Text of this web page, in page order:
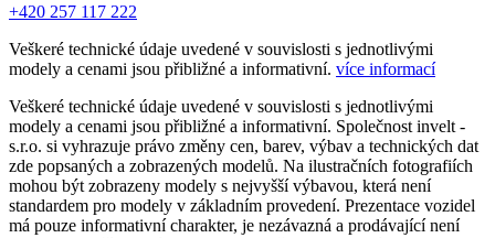
+420 257 117 222
Veškeré technické údaje uvedené v souvislosti s jednotlivými
modely a cenami jsou přibližné a informativní. více informací
Veškeré technické údaje uvedené v souvislosti s jednotlivými
modely a cenami jsou přibližné a informativní. Společnost invelt -
s.r.o. si vyhrazuje právo změny cen, barev, výbav a technických dat
zde popsaných a zobrazených modelů. Na ilustračních fotografiích
mohou být zobrazeny modely s nejvyšší výbavou, která není
standardem pro modely v základním provedení. Prezentace vozidel
má pouze informativní charakter, je nezávazná a prodávající není